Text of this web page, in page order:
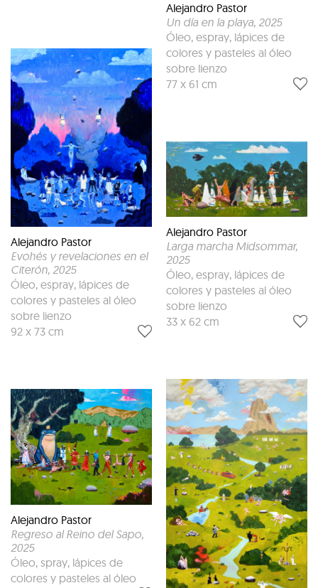
Alejandro Pastor
Evohés y revelaciones en el
Citerón, 2025
Óleo, espray, lápices de
colores y pasteles al óleo
sobre lienzo
92 x 73 cm
Alejandro Pastor
Regreso al Reino del Sapo,
2025
Óleo, spray, lápices de
colores y pasteles al óleo
Alejandro Pastor
Un día en la playa, 2025
Óleo, espray, lápices de
colores y pasteles al óleo
sobre lienzo
77 x 61 cm
Alejandro Pastor
Larga marcha Midsommar,
2025
Óleo, espray, lápices de
colores y pasteles al óleo
sobre lienzo
33 x 62 cm